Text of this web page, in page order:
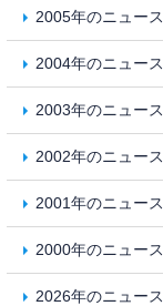
2005年のニュース
2004年のニュース
2003年のニュース
2002年のニュース
2001年のニュース
2000年のニュース
2026年のニュース